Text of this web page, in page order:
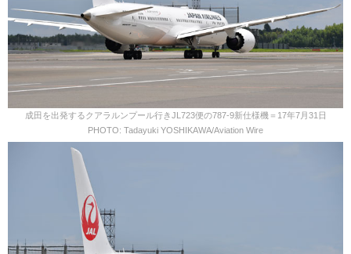
成田を出発するクアラルンプール行きJL723便の787-9新仕様機＝17年7月31日
PHOTO: Tadayuki YOSHIKAWA/Aviation Wire